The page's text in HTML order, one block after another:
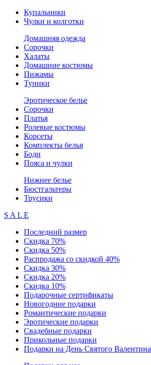
Купальники
Чулки и колготки
Домашняя одежда
Сорочки
Халаты
Домашние костюмы
Пижамы
Туники
Эротическое белье
Сорочки
Платья
Ролевые костюмы
Корсеты
Комплекты белья
Боди
Пояса и чулки
Нижнее белье
Бюстгальтеры
Трусики
S A L E
Последний размер
Скидка 70%
Скидка 50%
Распродажа со скидкой 40%
Скидка 30%
Скидка 20%
Скидка 10%
Подарочные сертификаты
Новогодние подарки
Романтические подарки
Эротические подарки
Свадебные подарки
Прикольные подарки
Подарки на День Святого Валентина